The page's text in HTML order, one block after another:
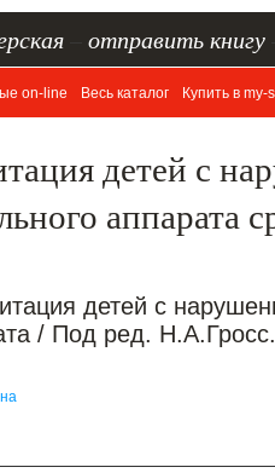
отправить книгу
on-line Весь каталог Купить в my-
детей с
аппарата
детей с
/ Под ред.